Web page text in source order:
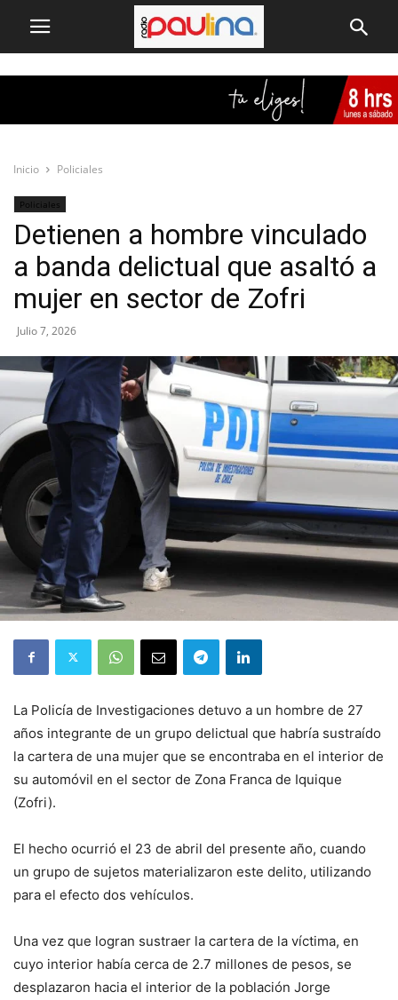
Inicio Policiales
Policiales
Detienen a hombre vinculado
a banda delictual que asaltó a
mujer en sector de Zofri
Julio 7, 2026
La Policía de Investigaciones detuvo a un hombre de 27
años integrante de un grupo delictual que habría sustraído
la cartera de una mujer que se encontraba en el interior de
su automóvil en el sector de Zona Franca de Iquique
(Zofri).
El hecho ocurrió el 23 de abril del presente año, cuando
un grupo de sujetos materializaron este delito, utilizando
para el efecto dos vehículos.
Una vez que logran sustraer la cartera de la víctima, en
cuyo interior había cerca de 2.7 millones de pesos, se
desplazaron hacia el interior de la población Jorge